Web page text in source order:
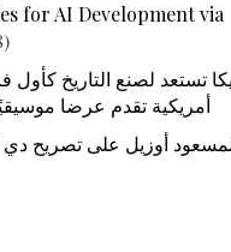
for AI Development via
تستعد لصنع التاريخ
أمريكية تقدم عرضا
أوزيل على تصريح دي